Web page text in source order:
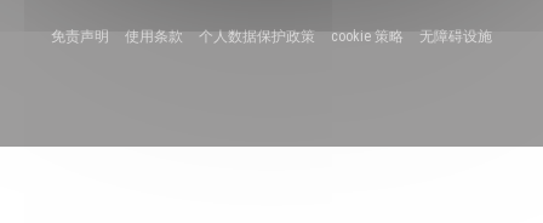
免责声明 ((在新窗口中打开))
使用条款 ((在新窗口中打开))
个人数据保护政策 ((在新窗口中打开))
cookie 策略((在新窗口中打开))
无障碍设施((在新